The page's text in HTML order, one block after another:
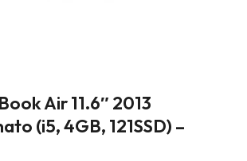
Air 11.6″ 2013
(i5, 4GB, 121SSD) –